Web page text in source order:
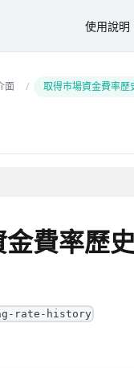
使用說明
面 取得市場資金費率歷
費率歷
rate-history